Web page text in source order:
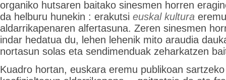
organiko hutsaren baitako sinesmen horren
da helburu hunekin : erakutsi euskal kultura
aldarrikapenaren alfertasuna. Zeren sinesmen
indar hedatua du, lehen lehenik mito araudia
nortasun solas eta sendimenduak zeharkatzen
Kuadro hortan, euskara eremu publikoan